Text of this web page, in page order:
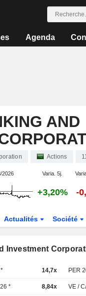
Agenda
AND
Actions
2026 Varia. 5j.
+3,20% -
Actualités Société
Investment
14,7x PER
* 8,84x VE /